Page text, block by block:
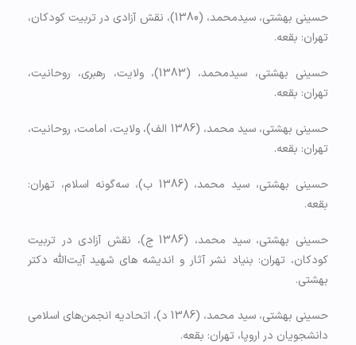
حسینی بهشتی، سیدمحمد، (1380)، نقش آزادی در تربیت کودکان،
تهران: بقعه.
حسینی بهشتی، سیدمحمد، (1383)، ولایت، رهبری، روحانیت،
تهران: بقعه.
حسینی ﺑﻬﺸﺘﻲ، سید ﻣﺤﻤﺪ، (1386 الف)، ولایت، امامت، روحانیت،
تهران: بقعه.
حسینی بهشتی، سید ﻣﺤﻤﺪ، (1386 ب)، سه‌گونه اسلام، تهران:
بقعه.
حسینی بهشتي، سيد محمد، (1386 ج)، نقش آزادی در تربیت
کودکان، تهران: بنیاد نشر آثار و اندیشه های شهید آیت‌الله دکتر
بهشتی.
حسینی ﺑﻬﺸﺘﻲ، سید ﻣﺤﻤﺪ، (1386 د)، اتحاديه انجمن‌هاي اسلامي
دانشجويان در اروپا، تهران: بقعه.